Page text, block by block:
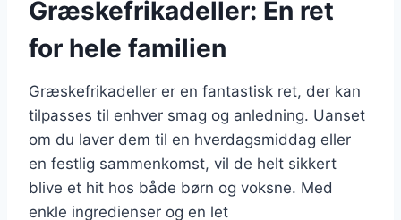
Græskefrikadeller: En ret
for hele familien
Græskefrikadeller er en fantastisk ret, der kan
tilpasses til enhver smag og anledning. Uanset
om du laver dem til en hverdagsmiddag eller
en festlig sammenkomst, vil de helt sikkert
blive et hit hos både børn og voksne. Med
enkle ingredienser og en let